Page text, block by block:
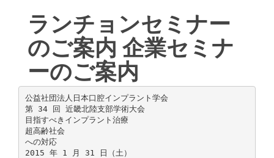
ランチョンセミナー
のご案内 企業セミナ
ーのご案内
公益社団法人日本口腔インプラント学会
第 34 回 近畿北陸支部学術大会
目指すべきインプラント治療
超高齢社会
への対応
2015 年 1 月 31 日（土）